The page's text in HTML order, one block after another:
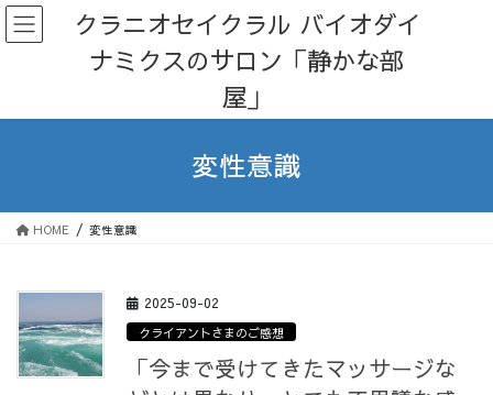
コ
ン
へ
プ
ナ
ビ
ョ
動
クラニオセイクラル バイオダイ
ナミクスのサロン「静かな部
屋」
変性意識
HOME 変性意識
2025-09-02
クライアントさまのご感想
「今まで受けてきたマッサージな